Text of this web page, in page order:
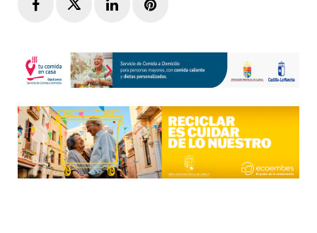
FacebookTwitterLinkedInPinterest